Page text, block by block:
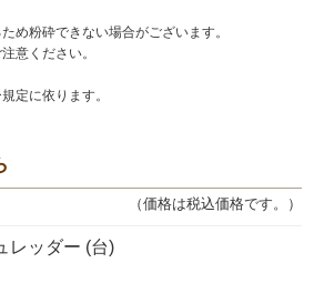
め粉砕できない場合がございます。
意ください。
定に依ります。
（価格は税込価格です。）
レッダー (台)